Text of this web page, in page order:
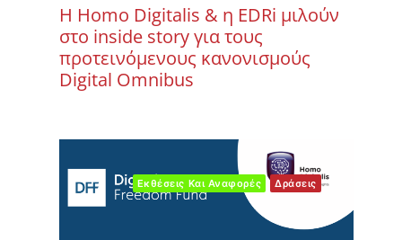
Η Homo Digitalis & η ΕDRi μιλούν
στο inside story για τους
προτεινόμενους κανονισμούς
Digital Omnibus
Εκθέσεις Και Αναφορές Δράσεις